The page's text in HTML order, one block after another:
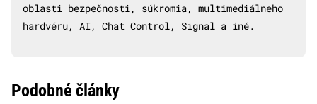
oblasti bezpečnosti, súkromia, multimediálneho
hardvéru, AI, Chat Control, Signal a iné.
Podobné články